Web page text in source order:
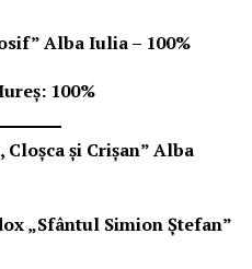
Alba Iulia – 100%
100%
și Crișan” Alba
„Sfântul Simion Ștefan”